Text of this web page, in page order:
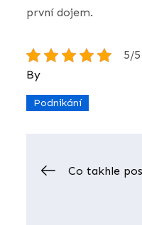
první dojem.
5/
By
Podnikání
Co takhle